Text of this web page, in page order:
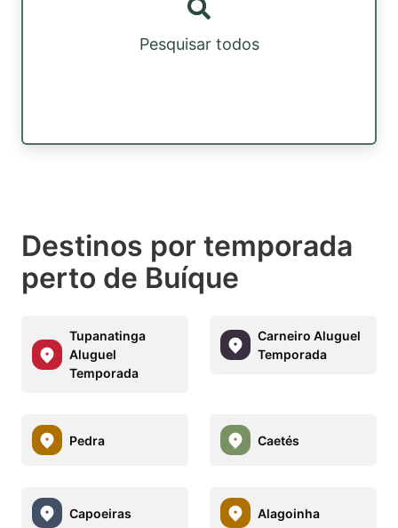
Pesquisar todos
Destinos por temporada
perto de Buíque
Tupanatinga
Aluguel
Temporada
Carneiro Aluguel
Temporada
Pedra Caetés
Capoeiras Alagoinha